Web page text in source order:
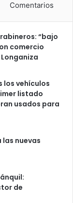
Comentarios
“bajo
comercio
los vehículos
listado
usados para
las nuevas
de